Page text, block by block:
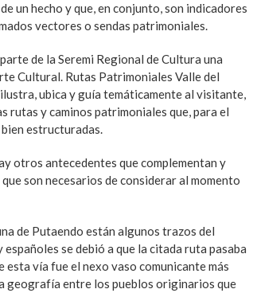
un hecho y que, en conjunto, son indicadores
vectores o sendas patrimoniales.
de la Seremi Regional de Cultura una
Cultural. Rutas Patrimoniales Valle del
ubica y guía temáticamente al visitante,
rutas y caminos patrimoniales que, para el
estructuradas.
otros antecedentes que complementan y
son necesarios de considerar al momento
de Putaendo están algunos trazos del
españoles se debió a que la citada ruta pasaba
vía fue el nexo vaso comunicante más
geografía entre los pueblos originarios que